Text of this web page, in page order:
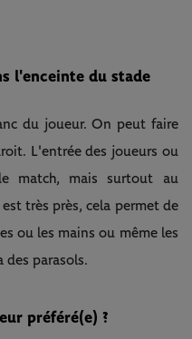
l'enceinte du stade
du joueur. On peut faire
L'entrée des joueurs ou
match, mais surtout au
très près, cela permet de
ou les mains ou même les
parasols.
préféré(e) ?